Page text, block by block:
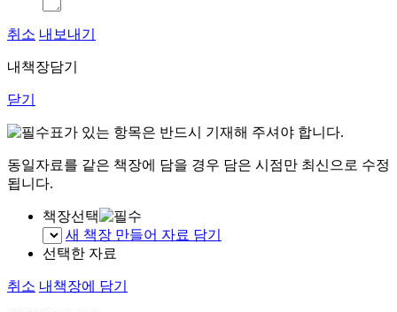
취소 내보내기
내책장담기
닫기
표가 있는 항목은 반드시 기재해 주셔야 합니다.
동일자료를 같은 책장에 담을 경우 담은 시점만 최신으로 수정
됩니다.
책장선택
새 책장 만들어 자료 담기
선택한 자료
취소 내책장에 담기